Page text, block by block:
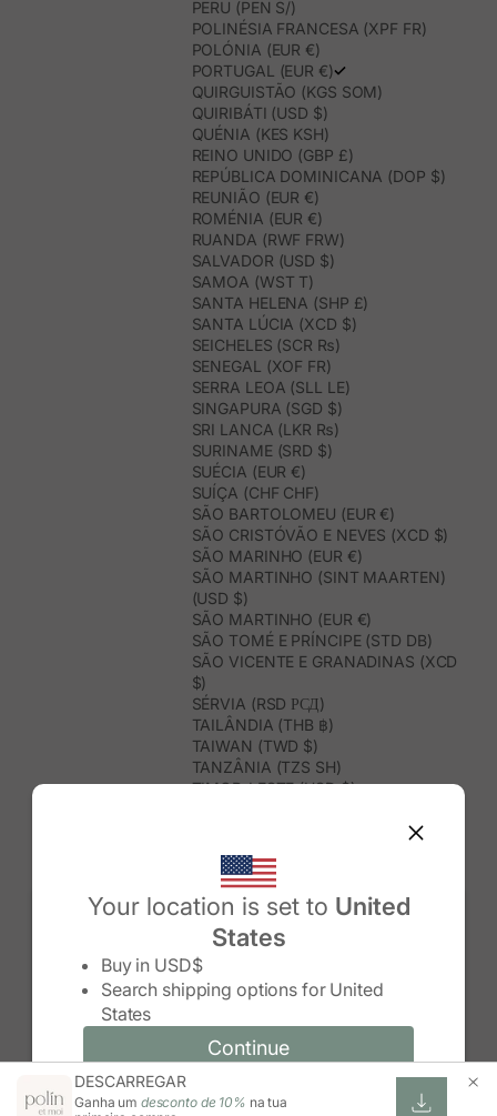
Your location is set to United
States
Buy in USD$
Search shipping options for United
States
Continue
Change country/region and language
Change country/region
Continue
PERU (PEN S/)
POLINÉSIA FRANCESA (XPF FR)
POLÓNIA (EUR €)
PORTUGAL (EUR €)
QUIRGUISTÃO (KGS SOM)
QUIRIBÁTI (USD $)
QUÉNIA (KES KSH)
REINO UNIDO (GBP £)
REPÚBLICA DOMINICANA (DOP $)
REUNIÃO (EUR €)
ROMÉNIA (EUR €)
RUANDA (RWF FRW)
SALVADOR (USD $)
SAMOA (WST T)
SANTA HELENA (SHP £)
SANTA LÚCIA (XCD $)
SEICHELES (SCR ₨)
SENEGAL (XOF FR)
SERRA LEOA (SLL LE)
SINGAPURA (SGD $)
SRI LANCA (LKR ₨)
SURINAME (SRD $)
SUÉCIA (EUR €)
SUÍÇA (CHF CHF)
SÃO BARTOLOMEU (EUR €)
SÃO CRISTÓVÃO E NEVES (XCD $)
SÃO MARINHO (EUR €)
SÃO MARTINHO (SINT MAARTEN)
(USD $)
SÃO MARTINHO (EUR €)
SÃO TOMÉ E PRÍNCIPE (STD DB)
SÃO VICENTE E GRANADINAS (XCD
$)
SÉRVIA (RSD РСД)
TAILÂNDIA (THB ฿)
TAIWAN (TWD $)
TANZÂNIA (TZS SH)
TIMOR-LESTE (USD $)
TRINDADE E TOBAGO (TTD $)
TUNÍSIA (USD $)
TURQUEMENISTÃO (USD $)
TURQUIA (TRY ₺)
TUVALU (AUD $)
UGANDA (UGX USH)
URUGUAI (UYU $U)
USBEQUISTÃO (UZS SO'M)
VENEZUELA (USD $)
VIETNAME (VND ₫)
WALLIS E FUTUNA (XPF FR)
ZIMBABUÉ (USD $)
DESCARREGAR
Ganha um desconto de 10% na tua